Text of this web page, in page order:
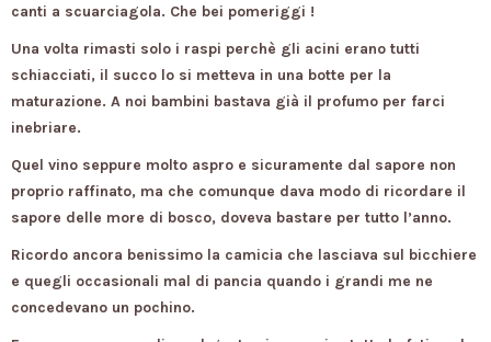
canti a scuarciagola. Che bei pomeriggi !
Una volta rimasti solo i raspi perchè gli acini erano tutti
schiacciati, il succo lo si metteva in una botte per la
maturazione. A noi bambini bastava già il profumo per farci
inebriare.
Quel vino seppure molto aspro e sicuramente dal sapore non
proprio raffinato, ma che comunque dava modo di ricordare il
sapore delle more di bosco, doveva bastare per tutto l’anno.
Ricordo ancora benissimo la camicia che lasciava sul bicchiere
e quegli occasionali mal di pancia quando i grandi me ne
concedevano un pochino.